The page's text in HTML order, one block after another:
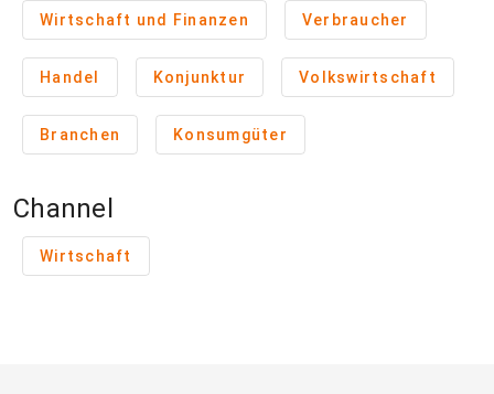
Wirtschaft und Finanzen Verbraucher
Handel Konjunktur Volkswirtschaft
Branchen Konsumgüter
Channel
Wirtschaft